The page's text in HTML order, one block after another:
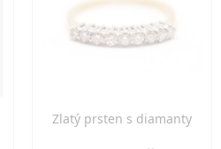
Zlatý prsten s diamanty